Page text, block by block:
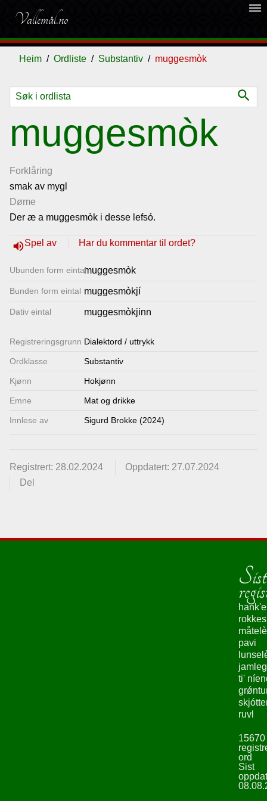
Vallemål.no
dehaze
Heim Ordliste Substantiv muggesmòk
search
muggesmòk
Forklåring
smak av mygl
Døme
Der æ a muggesmòk i desse lefsó.
volume_upSpel av Har du kommentar til ordet?
Ubunden form eintalmuggesmòk
Bunden form eintal muggesmòkjí
Dativ eintal muggesmòkjinn
Registrerings­grunn Dialektord / uttrykk
Ordklasse Substantiv
Kjønn Hokjønn
Emne Mat og drikke
Innlese av Sigurd Brokke (2024)
Registrert: 28.02.2024
Oppdatert: 27.07.2024
Del
Ordliste
Om
vallemålet
Gjestebok
Nyhende
Lenkjer
oss
hank'e
pavi
ti'
ruvl
15670
ord
Sist